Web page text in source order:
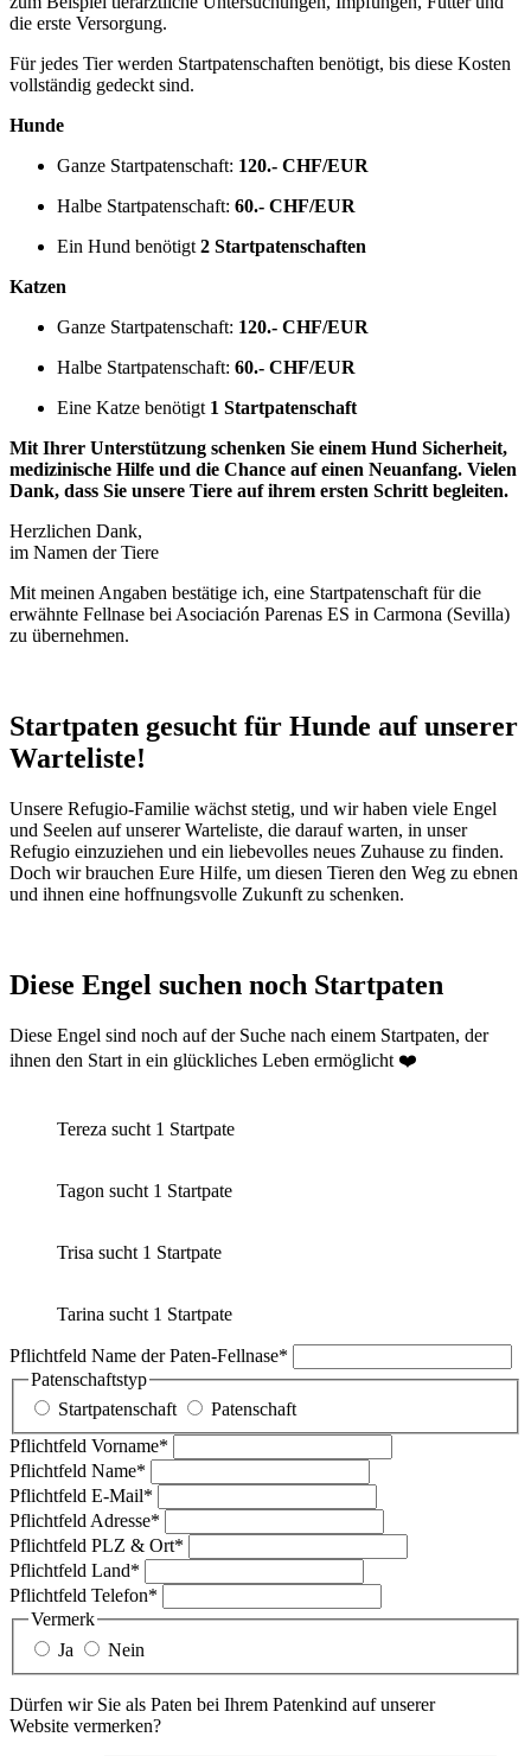
die erste Versorgung.
Für jedes Tier werden Startpatenschaften benötigt, bis diese Kosten
vollständig gedeckt sind.
Hunde
Ganze Startpatenschaft: 120.- CHF/EUR
Halbe Startpatenschaft: 60.- CHF/EUR
Ein Hund benötigt 2 Startpatenschaften
Katzen
Ganze Startpatenschaft: 120.- CHF/EUR
Halbe Startpatenschaft: 60.- CHF/EUR
Eine Katze benötigt 1 Startpatenschaft
Mit Ihrer Unterstützung schenken Sie einem Hund Sicherheit,
medizinische Hilfe und die Chance auf einen Neuanfang. Vielen
Dank, dass Sie unsere Tiere auf ihrem ersten Schritt begleiten.
Herzlichen Dank,
im Namen der Tiere
Mit meinen Angaben bestätige ich, eine Startpatenschaft für die
erwähnte Fellnase bei Asociación Parenas ES in Carmona (Sevilla)
zu übernehmen.
Startpaten gesucht für Hunde auf unserer
Warteliste!
Unsere Refugio-Familie wächst stetig, und wir haben viele Engel
und Seelen auf unserer Warteliste, die darauf warten, in unser
Refugio einzuziehen und ein liebevolles neues Zuhause zu finden.
Doch wir brauchen Eure Hilfe, um diesen Tieren den Weg zu ebnen
und ihnen eine hoffnungsvolle Zukunft zu schenken.
Diese Engel suchen noch Startpaten
Diese Engel sind noch auf der Suche nach einem Startpaten, der
ihnen den Start in ein glückliches Leben ermöglicht ❤️
Tereza sucht 1 Startpate
Tagon sucht 1 Startpate
Trisa sucht 1 Startpate
Tarina sucht 1 Startpate
Pflichtfeld Name der Paten-Fellnase*
Patenschaftstyp
Startpatenschaft
Patenschaft
Pflichtfeld Vorname*
Pflichtfeld Name*
Pflichtfeld E-Mail*
Pflichtfeld Adresse*
Pflichtfeld PLZ & Ort*
Pflichtfeld Land*
Pflichtfeld Telefon*
Vermerk
Ja
Nein
Dürfen wir Sie als Paten bei Ihrem Patenkind auf unserer
Website vermerken?